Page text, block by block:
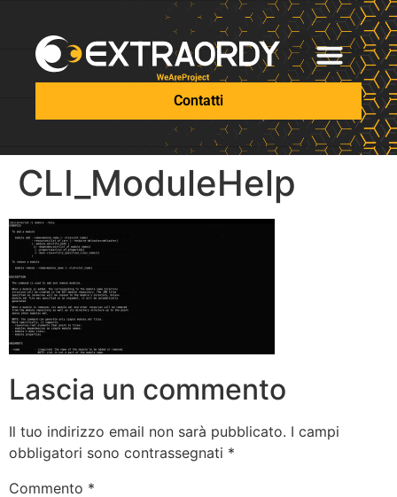
Contatti
CLI_ModuleHelp
Lascia un commento
Il tuo indirizzo email non sarà pubblicato. I campi
obbligatori sono contrassegnati *
Commento *